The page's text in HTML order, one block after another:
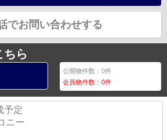
でお問い合わせする
ちら
公開物件数：0件
会員物件数：0件
予定
ニー